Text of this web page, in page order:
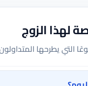
لهذا الزوج